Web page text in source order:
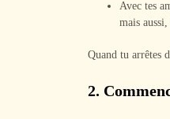
Avec tes
mais
Quand tu arrêtes
2.